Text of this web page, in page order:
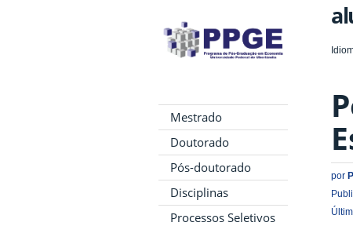
Mestrado
Doutorado
Pós-doutorado
Disciplinas
Processos Seletivos
por